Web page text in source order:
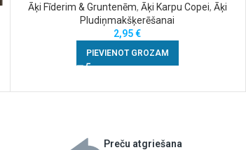
Āķi Fīderim & Gruntenēm, Āķi Karpu Copei, Āķi
Pludiņmakšķerēšanai
2,95€
PIEVIENOT GROZAM
Preču atgriešana